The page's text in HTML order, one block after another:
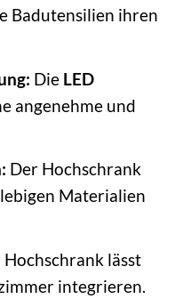
Badutensilien ihren
Die LED
angenehme und
Der Hochschrank
Materialien
Hochschrank lässt
integrieren.